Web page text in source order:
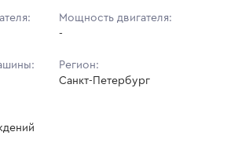
Мощность двигателя:
-
Регион:
Санкт-Петербург